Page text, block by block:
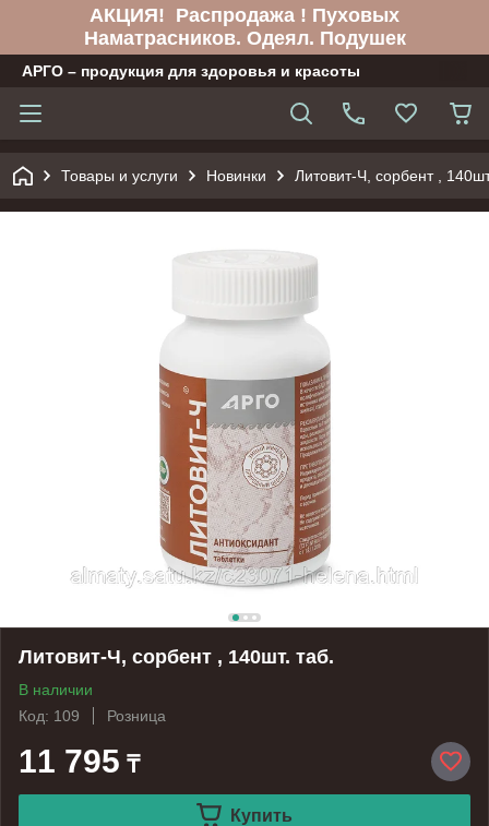
АКЦИЯ! Распродажа ! Пуховых
Наматрасников. Одеял. Подушек
АРГО – продукция для здоровья и красоты
Товары и услуги Новинки Литовит-Ч, сорбент ,
Литовит-Ч, сорбент , 140шт. таб.
В наличии
Код: 109
Розница
11 795 ₸
Купить